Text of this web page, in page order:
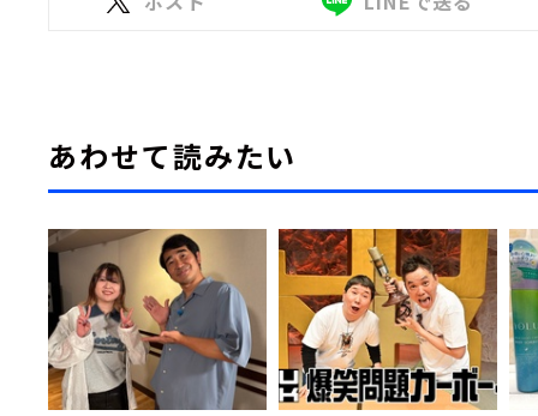
あわせて読みたい